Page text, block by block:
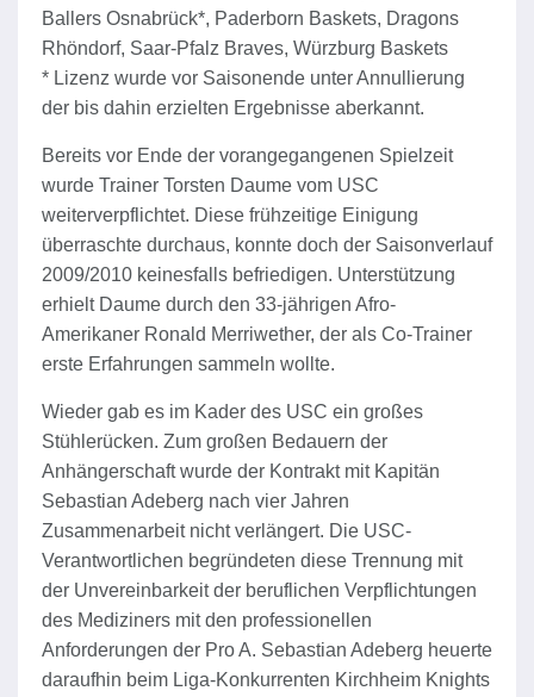
Ballers Osnabrück*, Paderborn Baskets, Dragons
Rhöndorf, Saar-Pfalz Braves, Würzburg Baskets
* Lizenz wurde vor Saisonende unter Annullierung
der bis dahin erzielten Ergebnisse aberkannt.
Bereits vor Ende der vorangegangenen Spielzeit
wurde Trainer Torsten Daume vom USC
weiterverpflichtet. Diese frühzeitige Einigung
überraschte durchaus, konnte doch der Saisonverlauf
2009/2010 keinesfalls befriedigen. Unterstützung
erhielt Daume durch den 33-jährigen Afro-
Amerikaner Ronald Merriwether, der als Co-Trainer
erste Erfahrungen sammeln wollte.
Wieder gab es im Kader des USC ein großes
Stühlerücken. Zum großen Bedauern der
Anhängerschaft wurde der Kontrakt mit Kapitän
Sebastian Adeberg nach vier Jahren
Zusammenarbeit nicht verlängert. Die USC-
Verantwortlichen begründeten diese Trennung mit
der Unvereinbarkeit der beruflichen Verpflichtungen
des Mediziners mit den professionellen
Anforderungen der Pro A. Sebastian Adeberg heuerte
daraufhin beim Liga-Konkurrenten Kirchheim Knights